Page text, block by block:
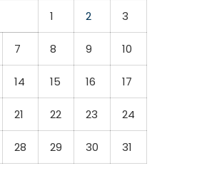
1
2 3
7 8 9 10
14 15 16 17
21 22 23 24
28 29 30 31